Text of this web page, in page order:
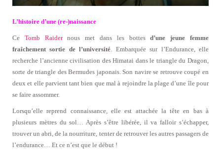
L’histoire d’une (re-)naissance
Ce Tomb Raidernous met dans les bottesd’une jeune femme
fraîchement sortie de l’université . Embarquée sur l’Endurance, elle
recherche l’ancienne civilisation des Himatai dans le triangle du Dragon,
sorte de triangle des Bermudes japonais. Son navire se retrouve coupé en
deux et elle parvient tant bien que mal à rejoindre la plage d’une île pour
se faire assommer.
Lorsqu’elle reprend connaissance, elle est attachée la tête en bas à
plusieurs mètres du sol… Après s’être libérée, il va falloir s’échapper,
trouver un abri, de la nourriture, tenter de retrouver les autres passagers de
l’endurance… Et ce n’est que le début !